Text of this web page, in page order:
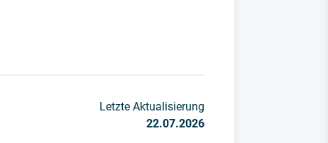
Letzte Aktualisierung
22.07.2026